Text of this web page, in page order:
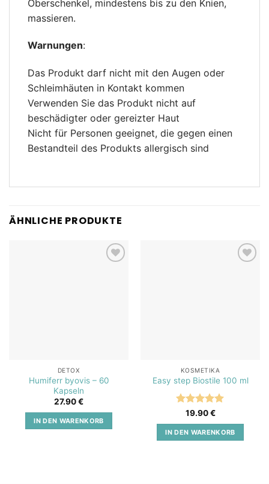
Oberschenkel, mindestens bis zu den Knien,
massieren.
Warnungen:
Das Produkt darf nicht mit den Augen oder
Schleimhäuten in Kontakt kommen
Verwenden Sie das Produkt nicht auf
beschädigter oder gereizter Haut
Nicht für Personen geeignet, die gegen einen
Bestandteil des Produkts allergisch sind
ÄHNLICHE PRODUKTE
DETOX
Humiferr byovis – 60
Kapseln
27.90€
IN DEN WARENKORB
KOSMETIKA
Easy step Biostile 100 ml
Bewertet
mit5von
5
19.90€
IN DEN WARENKORB